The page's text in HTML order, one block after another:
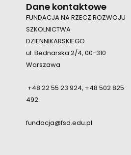
Dane kontaktowe
FUNDACJA NA RZECZ ROZWOJU
SZKOLNICTWA
DZIENNIKARSKIEGO
ul. Bednarska 2/4, 00-310
Warszawa
+48 22 55 23 924, +48 502 825
492
fundacja@fsd.edu.pl